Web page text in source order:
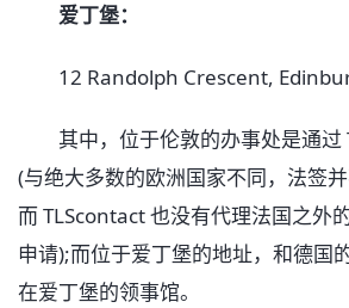
爱丁堡：
12 Randolph Crescent,
其中，位于伦敦的办事处是通过
(与绝大多数的欧洲国家不同，法签并
而 TLScontact 也没有代理法国之外
申请);而位于爱丁堡的地址，和德国
在爱丁堡的领事馆。